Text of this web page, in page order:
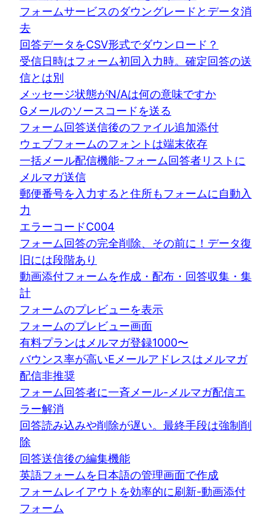
フォームサービスのダウングレードとデータ消
去
回答データをCSV形式でダウンロード？
受信日時はフォーム初回入力時。確定回答の送
信とは別
メッセージ状態がN/Aは何の意味ですか
Gメールのソースコードを送る
フォーム回答送信後のファイル追加添付
ウェブフォームのフォントは端末依存
一括メール配信機能-フォーム回答者リストに
メルマガ送信
郵便番号を入力すると住所もフォームに自動入
力
エラーコードC004
フォーム回答の完全削除、その前に！データ復
旧には段階あり
動画添付フォームを作成・配布・回答収集・集
計
フォームのプレビューを表示
フォームのプレビュー画面
有料プランはメルマガ登録1000〜
バウンス率が高いEメールアドレスはメルマガ
配信非推奨
フォーム回答者に一斉メール-メルマガ配信エ
ラー解消
回答読み込みや削除が遅い。最終手段は強制削
除
回答送信後の編集機能
英語フォームを日本語の管理画面で作成
フォームレイアウトを効率的に刷新-動画添付
フォーム